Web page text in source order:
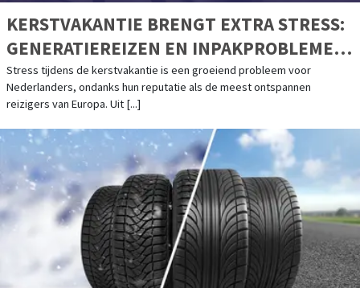
KERSTVAKANTIE BRENGT EXTRA STRESS:
GENERATIEREIZEN EN INPAKPROBLEMEN
ALS GROOTSTE BOOSDOENERS
Stress tijdens de kerstvakantie is een groeiend probleem voor
Nederlanders, ondanks hun reputatie als de meest ontspannen
reizigers van Europa. Uit [...]